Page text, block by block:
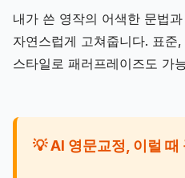
내가 쓴 영작의 어색한 문법
자연스럽게 고쳐줍니다. 표
스타일로 패러프레이즈도 가
💡 AI 영문교정, 이럴 때